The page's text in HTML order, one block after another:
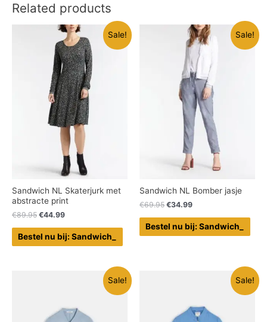
Related products
Sale!
Sandwich NL Skaterjurk met
abstracte print
€89.95 €44.99
Bestel nu bij: Sandwich_
Sale!
Sandwich NL Bomber jasje
€69.95 €34.99
Bestel nu bij: Sandwich_
Sale! Sale!